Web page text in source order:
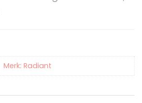
Merk: Radiant